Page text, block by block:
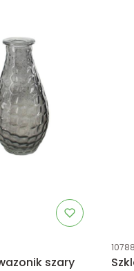
szary
Kod